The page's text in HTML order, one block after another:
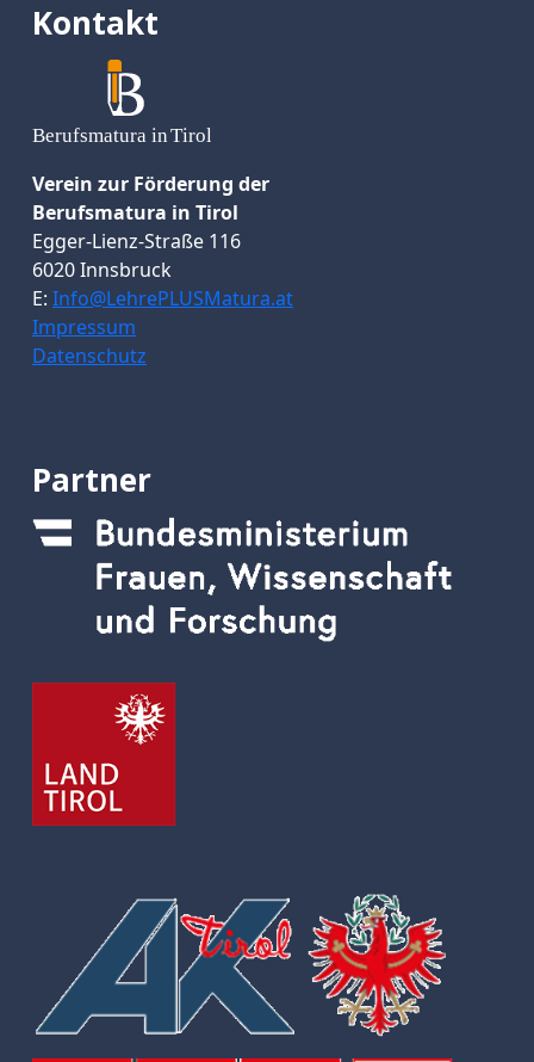
Kontakt
Verein zur Förderung der
Berufsmatura in Tirol
Egger-Lienz-Straße 116
6020 Innsbruck
E: Info@LehrePLUSMatura.at
Impressum
Datenschutz
Partner